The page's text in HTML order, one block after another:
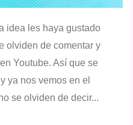
idea les haya gustado
olviden de comentar y
Youtube. Así que se
ya nos vemos en el
se olviden de decir...